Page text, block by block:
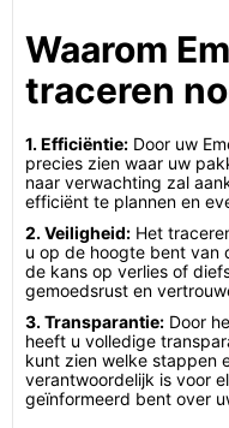
Waarom
traceren
1. Efficiëntie: Door uw
precies zien waar uw
naar verwachting zal
efficiënt te plannen en
2. Veiligheid: Het
u op de hoogte bent van
de kans op verlies of
gemoedsrust en
3. Transparantie: Door
heeft u volledige
kunt zien welke stappen
verantwoordelijk is voor
geïnformeerd bent over